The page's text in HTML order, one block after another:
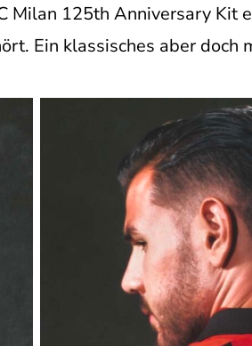
Milan 125th Anniversary Kit
Ein klassisches aber doch